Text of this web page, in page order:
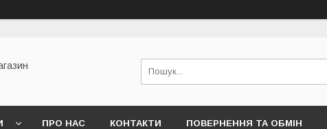
ПРО НАС КОНТАКТИ ПОВЕРНЕННЯ ТА ОБМІН